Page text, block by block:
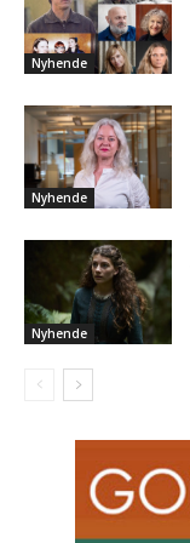
Nyhende
Nyhende
Nyhende